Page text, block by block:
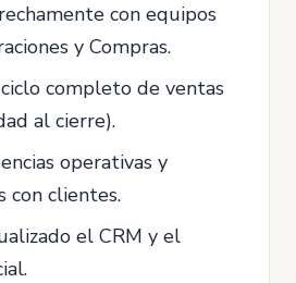
con equipos
y Compras.
completo de ventas
al cierre).
operativas y
con clientes.
el CRM y el